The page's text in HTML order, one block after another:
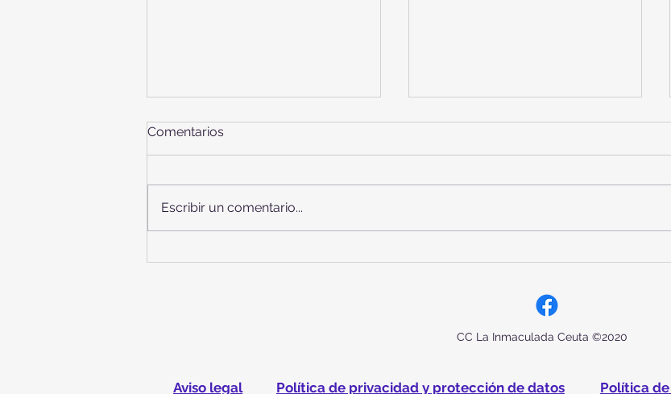
Comentarios
Escribir un comentario...
CC La Inmaculada Ceuta ©2020
Aviso legal Política de privacidad y protección de datos Política